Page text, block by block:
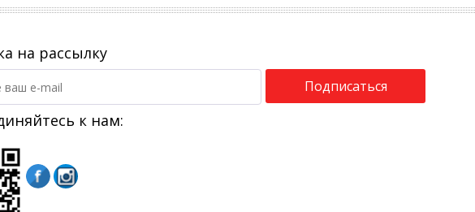
на рассылку
Подписаться
к нам: